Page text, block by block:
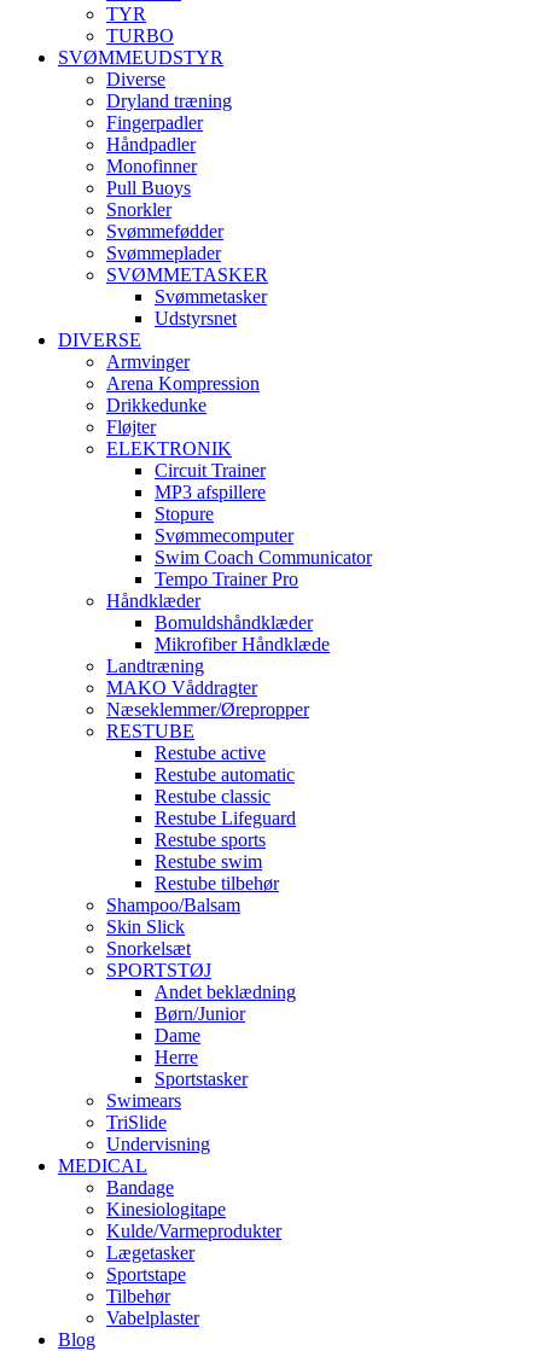
TYR
TURBO
SVØMMEUDSTYR
Diverse
Dryland træning
Fingerpadler
Håndpadler
Monofinner
Pull Buoys
Snorkler
Svømmefødder
Svømmeplader
SVØMMETASKER
Svømmetasker
Udstyrsnet
DIVERSE
Armvinger
Arena Kompression
Drikkedunke
Fløjter
ELEKTRONIK
Circuit Trainer
MP3 afspillere
Stopure
Svømmecomputer
Swim Coach Communicator
Tempo Trainer Pro
Håndklæder
Bomuldshåndklæder
Mikrofiber Håndklæde
Landtræning
MAKO Våddragter
Næseklemmer/Ørepropper
RESTUBE
Restube active
Restube automatic
Restube classic
Restube Lifeguard
Restube sports
Restube swim
Restube tilbehør
Shampoo/Balsam
Skin Slick
Snorkelsæt
SPORTSTØJ
Andet beklædning
Børn/Junior
Dame
Herre
Sportstasker
Swimears
TriSlide
Undervisning
MEDICAL
Bandage
Kinesiologitape
Kulde/Varmeprodukter
Lægetasker
Sportstape
Tilbehør
Vabelplaster
Blog